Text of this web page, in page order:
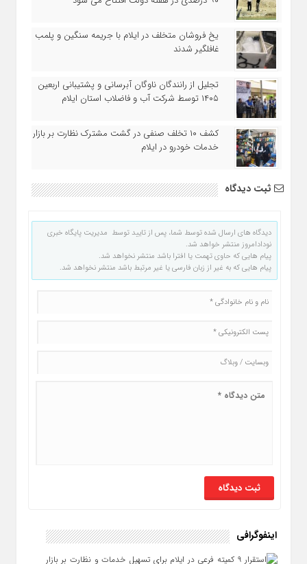
یخ‌ فروشان متخلف در ایلام با جریمه سنگین و پلمب
غافلگیر شدند
تجلیل از رانندگان ناوگان آبرسانی و پشتیبانی اربعین
۱۴۰۵ توسط شرکت آب و فاضلاب استان ایلام
کشف ۱۰ تخلف صنفی در گشت مشترک نظارت بر بازار
خدمات خودرو در ایلام
ثبت دیدگاه
دیدگاه های ارسال شده توسط شما، پس از تایید توسط مدیریت پایگاه خبری
نودادامروز منتشر خواهد شد.
پیام هایی که حاوی تهمت یا افترا باشد منتشر نخواهد شد.
پیام هایی که به غیر از زبان فارسی یا غیر مرتبط باشد منتشر نخواهد شد.
اینفوگرافی